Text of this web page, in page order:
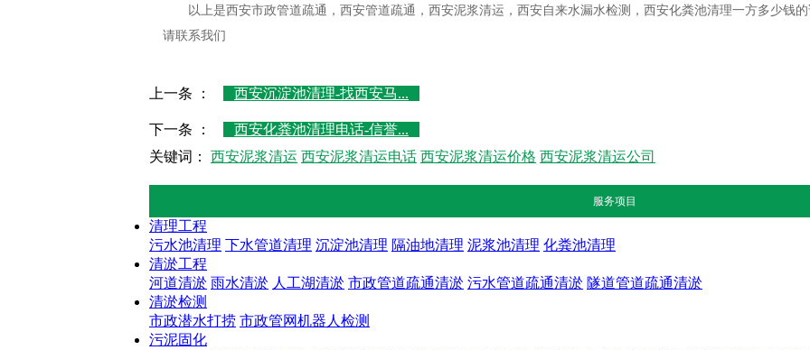
以上是西安市政管道疏通，西安管道疏通，西安泥浆清运，西安自来水漏水检测，西安化粪池清理一方多少钱
请联系我们
上一条 ： 西安沉淀池清理-找西安马...
下一条 ：
西安化粪池清理电话-信誉...
关键词： 西安泥浆清运 西安泥浆清运电话 西安泥浆清运价格 西安泥浆清运公司
服务项目
清理工程
污水池清理 下水管道清理 沉淀池清理 隔油地清理 泥浆池清理 化粪池清理
清淤工程
河道清淤 雨水清淤 人工湖清淤 市政管道疏通清淤 污水管道疏通清淤 隧道管道疏通清淤
清淤检测
市政潜水打捞 市政管网机器人检测
污泥固化